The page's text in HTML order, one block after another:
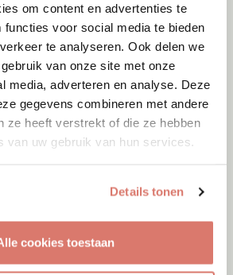
om content en advertenties te
functies voor social media te bieden
te analyseren. Ook delen we
van onze site met onze
media, adverteren en analyse. Deze
gegevens combineren met andere
ze heeft verstrekt of die ze hebben
van uw gebruik van hun services.
Details tonen
cookies toestaan